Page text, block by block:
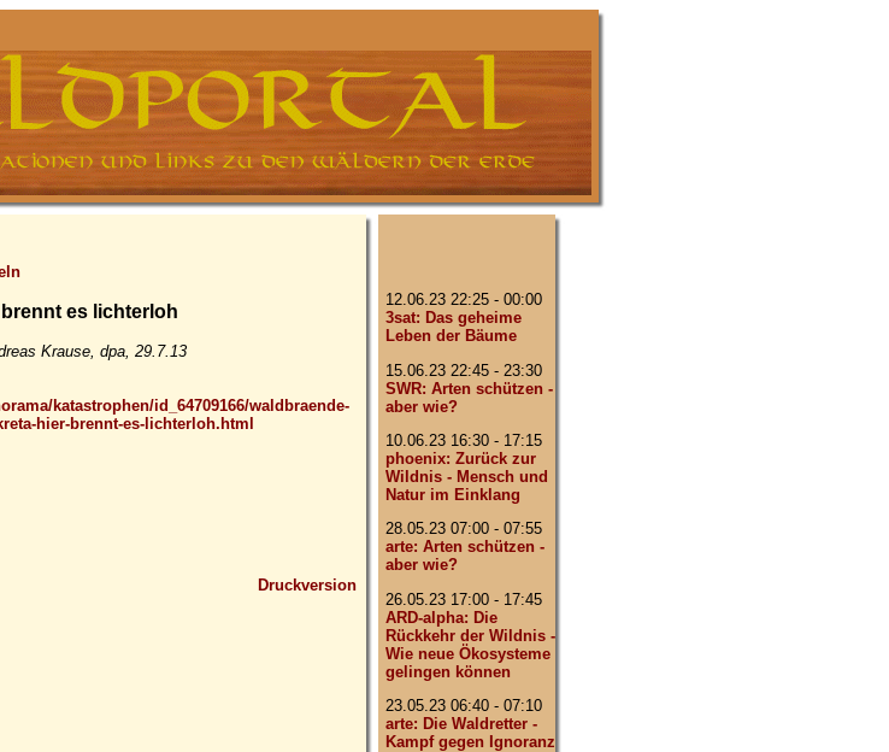
es lichterloh
Krause, dpa, 29.7.13
katastrophen/id_64709166/waldbraende-
hier-brennt-es-lichterloh.html
Druckversion
12.06.23 22:25 - 00:00
3sat: Das geheime
Leben der Bäume
15.06.23 22:45 - 23:30
SWR: Arten schützen -
aber wie?
10.06.23 16:30 - 17:15
phoenix: Zurück zur
Wildnis - Mensch und
Natur im Einklang
28.05.23 07:00 - 07:55
arte: Arten schützen -
aber wie?
26.05.23 17:00 - 17:45
ARD-alpha: Die
Rückkehr der Wildnis -
Wie neue Ökosysteme
gelingen können
23.05.23 06:40 - 07:10
arte: Die Waldretter -
Kampf gegen Ignoranz